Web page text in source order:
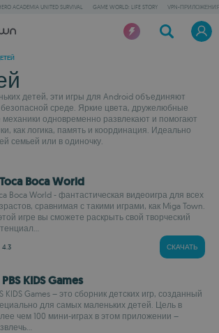
ACADEMIA UNITED SURVIVAL GAME WORLD: LIFE STORY VPN-
детей, эти игры для Android объединяют
безопасной среде. Яркие цвета, дружелюбные
одновременно развлекают и помогают
как логика, память и координация. Идеально
семьей или в одиночку.
Boca World
Boca World - фантастическая видеоигра для всех
сравнимая с такими играми, как Miga Town.
игре вы сможете раскрыть свой творческий
4.3 СКАЧАТЬ
KIDS Games
KIDS Games – это сборник детских игр, созданный
для самых маленьких детей. Цель в
чем 100 мини-играх в этом приложении –